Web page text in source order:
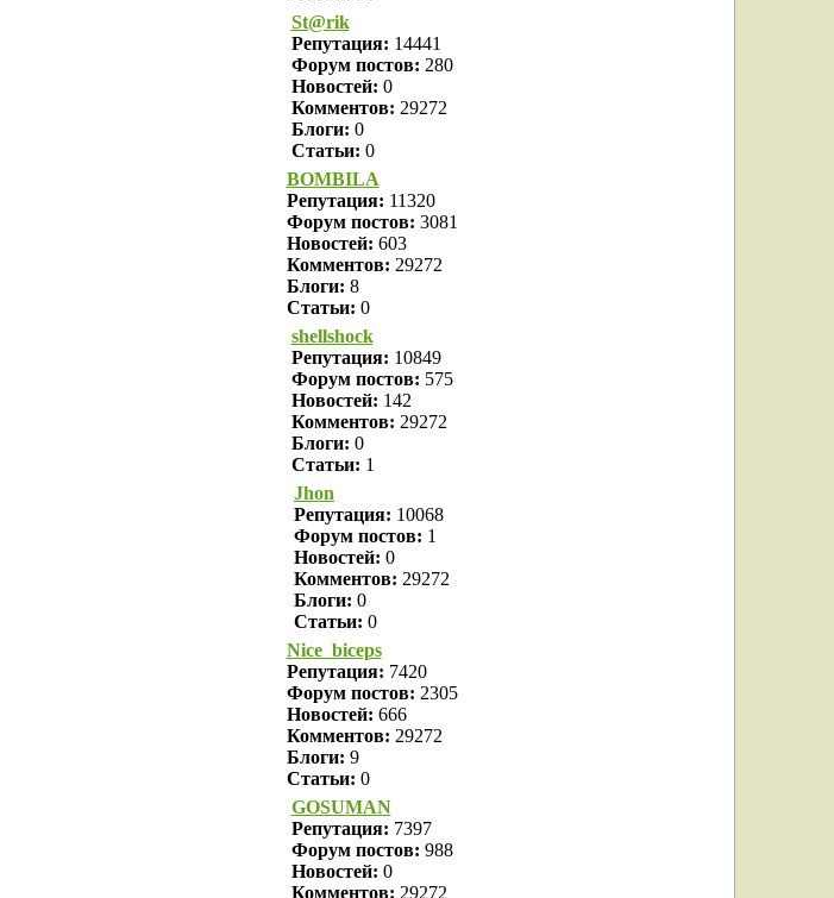
St@rik
Репутация: 14441
Форум постов: 280
Новостей: 0
Комментов: 29272
Блоги: 0
Статьи: 0
BOMBILA
Репутация: 11320
Форум постов: 3081
Новостей: 603
Комментов: 29272
Блоги: 8
Статьи: 0
shellshock
Репутация: 10849
Форум постов: 575
Новостей: 142
Комментов: 29272
Блоги: 0
Статьи: 1
Jhon
Репутация: 10068
Форум постов: 1
Новостей: 0
Комментов: 29272
Блоги: 0
Статьи: 0
Nice_biceps
Репутация: 7420
Форум постов: 2305
Новостей: 666
Комментов: 29272
Блоги: 9
Статьи: 0
GOSUMAN
Репутация: 7397
Форум постов: 988
Новостей: 0
Комментов: 29272